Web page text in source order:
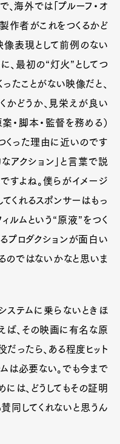
、海外では「プルーフ・オ
製作者がこれをつくるかど
像表現として前例のない
、最初の“灯火”としてつ
たことがない映像だと、
かどうか、見栄えが良い
・脚本・監督を務める）
つくった理由に近いのです
アクション」と言葉で説
すよね。僕らがイメージ
くれるスポンサーはもっ
ィルムという“原液”をつく
プロダクションが面白い
のではないかなと思いま
ステムに乗らないときほ
ば、その映画に有名な原
ったら、ある程度ヒット
ムは必要ない。でも今まで
は、どうしてもその証明
同してくれないと思うん